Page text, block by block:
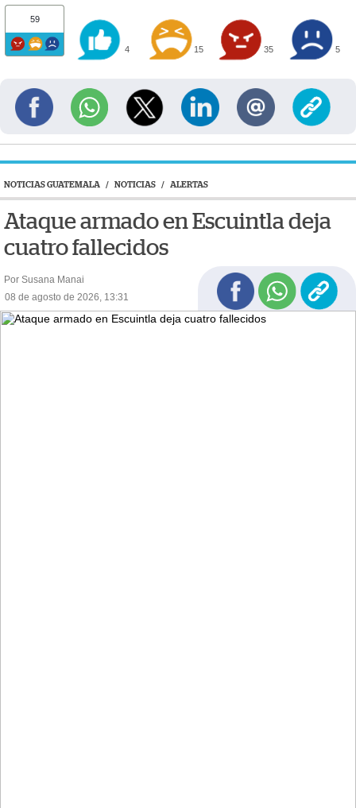
59
4 15 35 5
NOTICIAS GUATEMALA / NOTICIAS / ALERTAS
Ataque armado en Escuintla deja
cuatro fallecidos
Por Susana Manai
08 de agosto de 2026, 13:31